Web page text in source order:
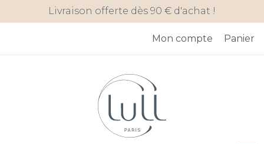
Livraison offerte dès 90 € d'achat !
Mon compte Panier
Panneau de gestion des cookies